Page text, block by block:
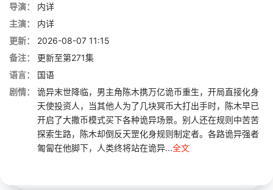
导演：
内详
主演：
内详
更新：
2026-08-07 11:15
备注：
更新至第271集
语言：
国语
剧情：
诡异末世降临，男主角陈木携万亿诡币重生，开局直接化身
天使投资人，当其他人为了几块冥币大打出手时，陈木早已
开启了大撒币模式买下各种诡异场景。别人还在规则中苦苦
探索生路，陈木却倒反天罡化身规则制定者。各路诡异强者
匍匐在他脚下，人类终将站在诡异...全文